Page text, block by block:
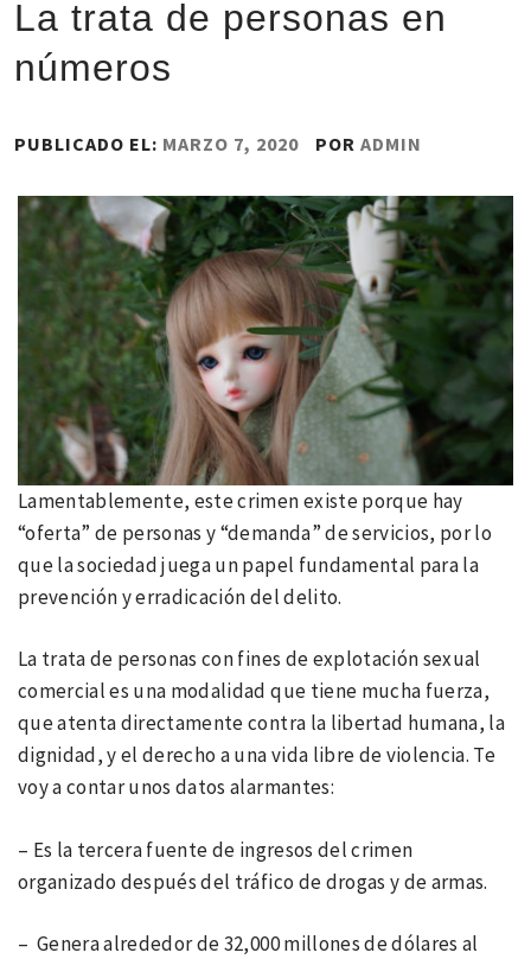
La trata de personas en
números
PUBLICADO EL: MARZO 7, 2020 POR ADMIN
Lamentablemente, este crimen existe porque hay
“oferta” de personas y “demanda” de servicios, por lo
que la sociedad juega un papel fundamental para la
prevención y erradicación del delito.
La trata de personas con fines de explotación sexual
comercial es una modalidad que tiene mucha fuerza,
que atenta directamente contra la libertad humana, la
dignidad, y el derecho a una vida libre de violencia. Te
voy a contar unos datos alarmantes:
– Es la tercera fuente de ingresos del crimen
organizado después del tráfico de drogas y de armas.
– Genera alrededor de 32,000 millones de dólares al